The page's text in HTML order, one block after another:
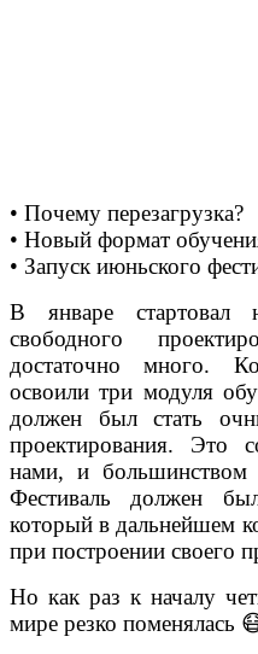
• Почему перезагрузка?
• Новый формат
• Запуск июньского
В январе стартовал
свободного
достаточно много.
освоили три модуля
должен был стать
проектирования. Это
нами, и большинством
Фестиваль должен
который в дальнейшем
при построении своего
Но как раз к началу
мире резко поменялась